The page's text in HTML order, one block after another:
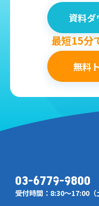
資料ダ
最短15分
無料
03-6779-9800
受付時間：8:30～17:00（